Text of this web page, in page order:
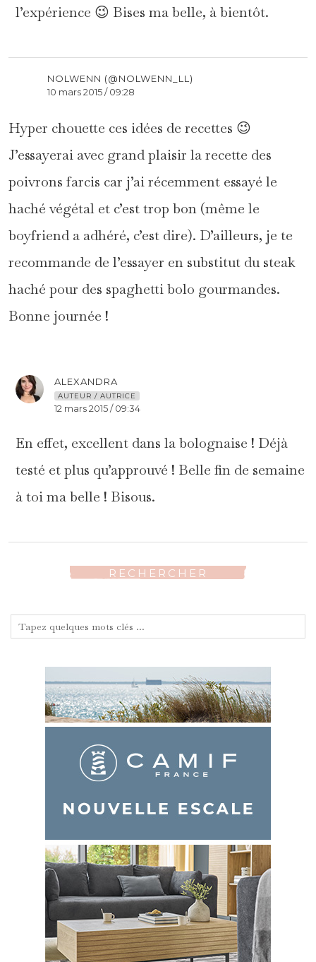
l’expérience 😉 Bises ma belle, à bientôt.
NOLWENN (@NOLWENN_LL)
10 mars 2015 / 09:28
Hyper chouette ces idées de recettes 😉
J’essayerai avec grand plaisir la recette des
poivrons farcis car j’ai récemment essayé le
haché végétal et c’est trop bon (même le
boyfriend a adhéré, c’est dire). D’ailleurs, je te
recommande de l’essayer en substitut du steak
haché pour des spaghetti bolo gourmandes.
Bonne journée !
ALEXANDRA
AUTEUR / AUTRICE
12 mars 2015 / 09:34
En effet, excellent dans la bolognaise ! Déjà
testé et plus qu’approuvé ! Belle fin de semaine
à toi ma belle ! Bisous.
RECHERCHER